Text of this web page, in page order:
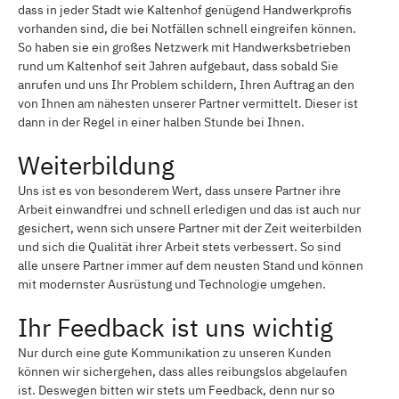
dass in jeder Stadt wie Kaltenhof genügend Handwerkprofis
vorhanden sind, die bei Notfällen schnell eingreifen können.
So haben sie ein großes Netzwerk mit Handwerksbetrieben
rund um Kaltenhof seit Jahren aufgebaut, dass sobald Sie
anrufen und uns Ihr Problem schildern, Ihren Auftrag an den
von Ihnen am nähesten unserer Partner vermittelt. Dieser ist
dann in der Regel in einer halben Stunde bei Ihnen.
Weiterbildung
Uns ist es von besonderem Wert, dass unsere Partner ihre
Arbeit einwandfrei und schnell erledigen und das ist auch nur
gesichert, wenn sich unsere Partner mit der Zeit weiterbilden
und sich die Qualität ihrer Arbeit stets verbessert. So sind
alle unsere Partner immer auf dem neusten Stand und können
mit modernster Ausrüstung und Technologie umgehen.
Ihr Feedback ist uns wichtig
Nur durch eine gute Kommunikation zu unseren Kunden
können wir sichergehen, dass alles reibungslos abgelaufen
ist. Deswegen bitten wir stets um Feedback, denn nur so